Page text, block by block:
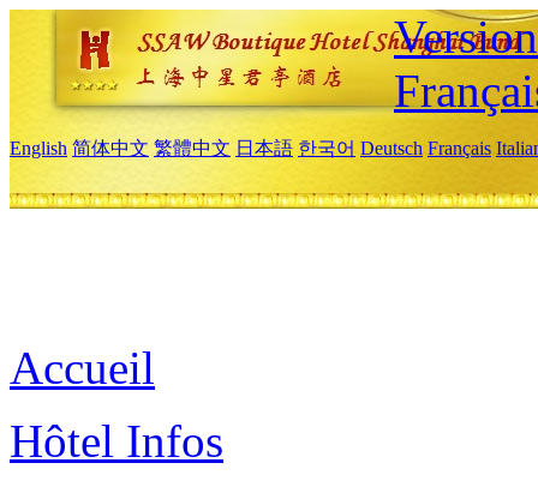
English 简体中文 繁體中文 日本語 한국어 Deutsch Français
Accueil
Hôtel Infos